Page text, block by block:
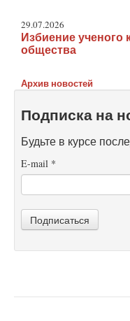
29.07.2026
Избиение ученого
общества
Архив новостей
Подписка на
Будьте в курсе
E-mail *
Подписаться